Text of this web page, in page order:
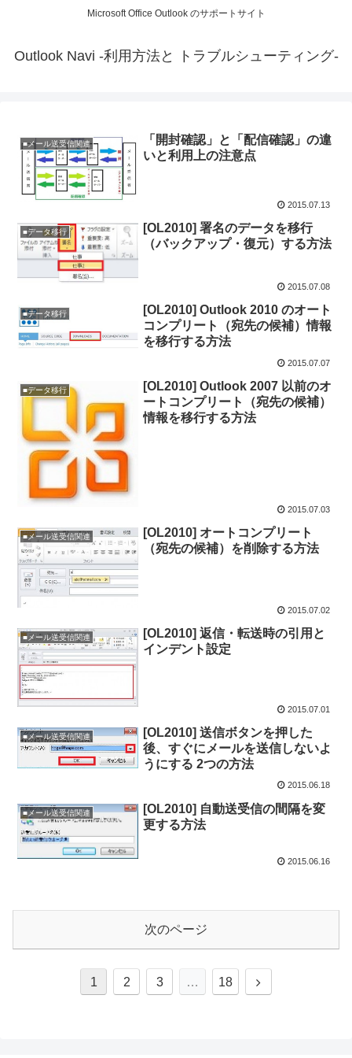
Microsoft Office Outlook のサポートサイト
Outlook Navi -利用方法と トラブルシューティング-
■メール送受信関連
「開封確認」と「配信確認」の違
いと利用上の注意点
2015.07.13
■データ移行
[OL2010] 署名のデータを移行
（バックアップ・復元）する方法
2015.07.08
■データ移行
[OL2010] Outlook 2010 のオート
コンプリート（宛先の候補）情報
を移行する方法
2015.07.07
■データ移行
[OL2010] Outlook 2007 以前のオ
ートコンプリート（宛先の候補）
情報を移行する方法
2015.07.03
■メール送受信関連
[OL2010] オートコンプリート
（宛先の候補）を削除する方法
2015.07.02
■メール送受信関連
[OL2010] 返信・転送時の引用と
インデント設定
2015.07.01
■メール送受信関連
[OL2010] 送信ボタンを押した
後、すぐにメールを送信しないよ
うにする 2つの方法
2015.06.18
■メール送受信関連
[OL2010] 自動送受信の間隔を変
更する方法
2015.06.16
次のページ
1 2 3 … 18
次